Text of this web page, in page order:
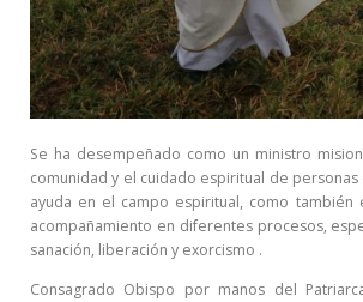
Se ha desempeñado como un ministro
comunidad y el cuidado espiritual de
ayuda en el campo espiritual, como también
acompañamiento en diferentes procesos,
sanación, liberación y exorcismo .
Consagrado Obispo por manos del